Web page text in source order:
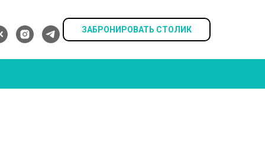
ЗАБРОНИРОВАТЬ СТОЛИК